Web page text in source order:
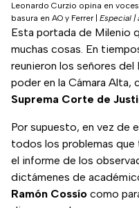
Leonardo Curzio opina en
basura en AO y Ferrer| Especial |
Esta portada de Milenio
muchas cosas. En
reunieron los señores
poder en la Cámara Alta,
Suprema Corte de
Por supuesto, en vez de
todos los problemas que
el informe de los
dictámenes de
Ramón Cossío como